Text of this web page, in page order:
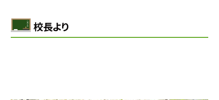
校長より